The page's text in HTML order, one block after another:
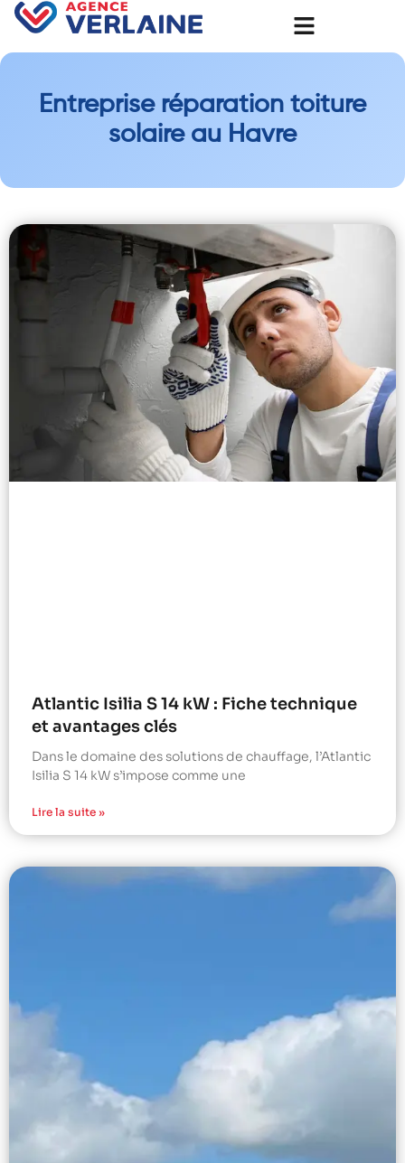
Entreprise réparation toiture
solaire au Havre
Atlantic Isilia S 14 kW : Fiche technique
et avantages clés
Dans le domaine des solutions de chauffage, l’Atlantic
Isilia S 14 kW s’impose comme une
Lire la suite »